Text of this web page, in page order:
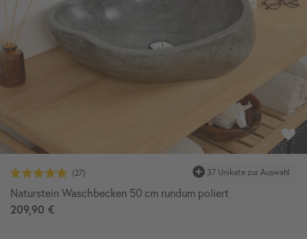
37 Unikate zur Auswahl
Naturstein Waschbecken 50 cm rundum poliert
209,90 €